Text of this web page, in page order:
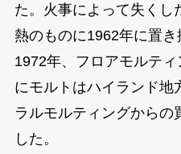
た。火事によって失くし
熱のものに1962年に置き
1972年、フロアモルテ
にモルトはハイランド地
ラルモルティングからの
した。